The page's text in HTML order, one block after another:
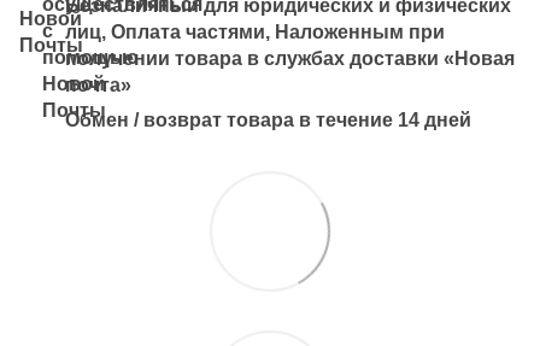
Безналичный для юридических и физических
лиц, Оплата частями, Наложенным при
получении товара в службах доставки «Новая
почта»
Обмен / возврат товара в течение 14 дней